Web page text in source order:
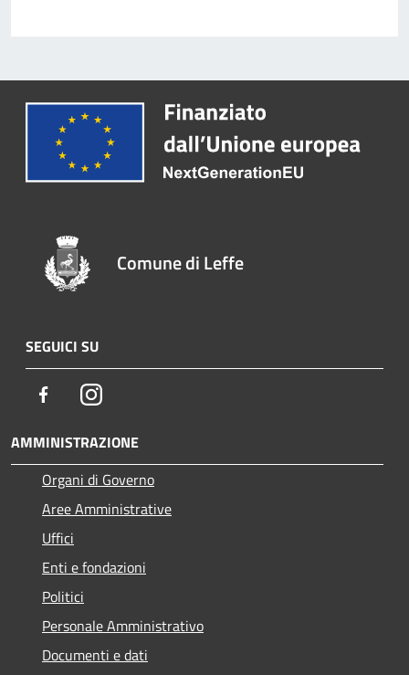
Comune di Leffe
SEGUICI SU
FacebookInstagram
AMMINISTRAZIONE
Organi di Governo
Aree Amministrative
Uffici
Enti e fondazioni
Politici
Personale Amministrativo
Documenti e dati